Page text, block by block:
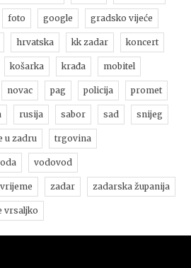
foto google gradsko vijeće
hrvatska kk zadar koncert
košarka krađa mobitel
novac pag policija promet
rusija sabor sad snijeg
u zadru trgovina
vodovod
vrijeme zadar zadarska županija
vrsaljko